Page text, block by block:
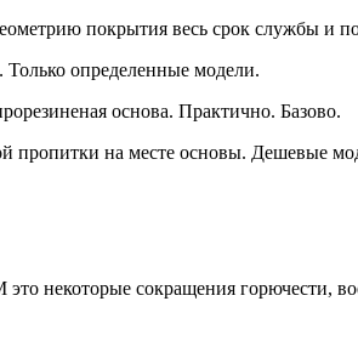
покрытия весь срок службы и
определенные модели.
основа. Практично. Базово.
пропитки на месте основы. Дешевые
некоторые сокращения горючести,